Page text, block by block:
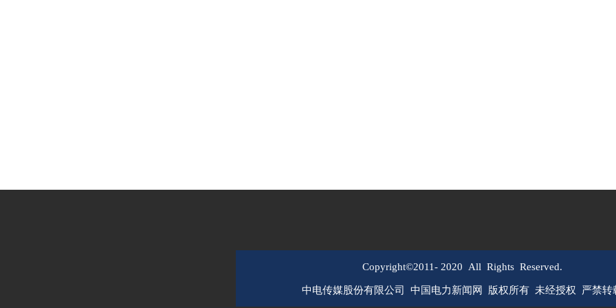
Copyright©2011- 2020 All Rights Reserved.
中电传媒股份有限公司 中国电力新闻网 版权所有 未经授权 严禁转